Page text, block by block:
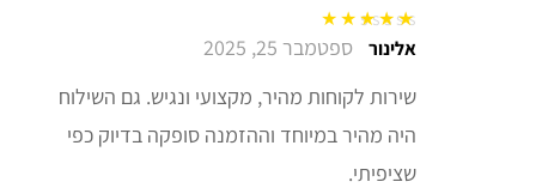
דורג5מתוך 5אלינור ספטמבר 25, 2025
שירות לקוחות מהיר, מקצועי ונגיש. גם השילוח
היה מהיר במיוחד וההזמנה סופקה בדיוק כפי
שציפיתי.